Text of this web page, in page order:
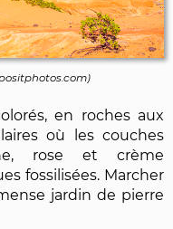
)
en roches aux
où les couches
rose et crème
fossilisées. Marcher
jardin de pierre